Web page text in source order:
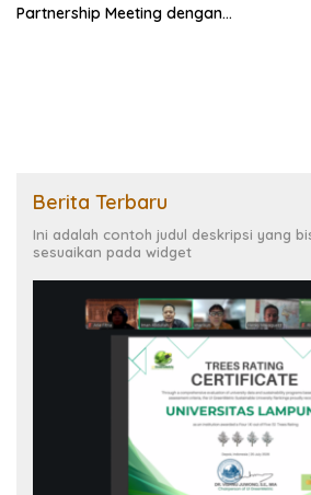
Partnership Meeting dengan
Berita Terbaru
Ini adalah contoh judul deskripsi yang
sesuaikan pada widget